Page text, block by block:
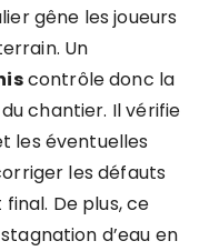
gêne les joueurs
Un
contrôle donc la
chantier. Il vérifie
les éventuelles
les défauts
De plus, ce
d’eau en